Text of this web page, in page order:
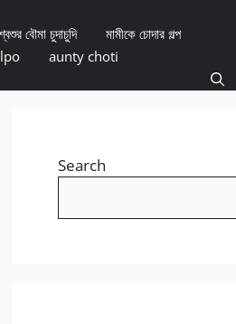
বৌমা চুদাচুদি
মামীকে চোদার গল্প
aunty choti
Search